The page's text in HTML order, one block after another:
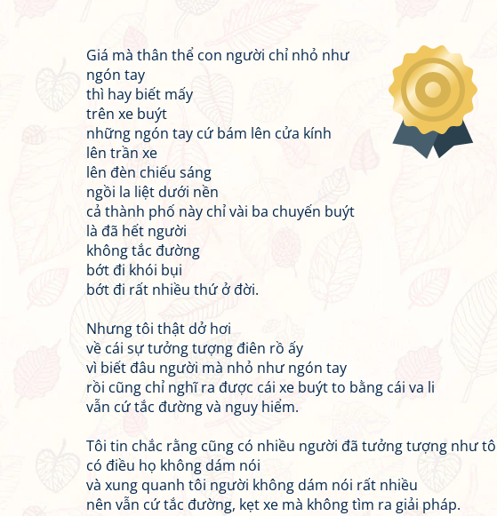
Giá mà thân thể con người chỉ nhỏ như
ngón tay
thì hay biết mấy
trên xe buýt
những ngón tay cứ bám lên cửa kính
lên trần xe
lên đèn chiếu sáng
ngồi la liệt dưới nền
cả thành phố này chỉ vài ba chuyến buýt
là đã hết người
không tắc đường
bớt đi khói bụi
bớt đi rất nhiều thứ ở đời.
Nhưng tôi thật dở hơi
về cái sự tưởng tượng điên rồ ấy
vì biết đâu người mà nhỏ như ngón tay
rồi cũng chỉ nghĩ ra được cái xe buýt to bằng cái va li
vẫn cứ tắc đường và nguy hiểm.
Tôi tin chắc rằng cũng có nhiều người đã tưởng tượng như
có điều họ không dám nói
và xung quanh tôi người không dám nói rất nhiều
nên vẫn cứ tắc đường, kẹt xe mà không tìm ra giải pháp.